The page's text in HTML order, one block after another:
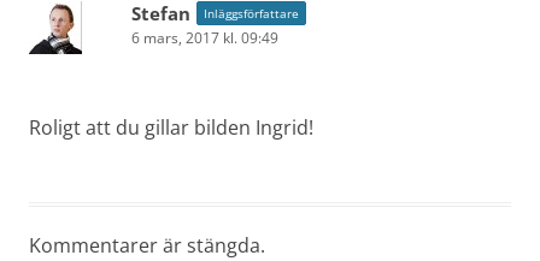
Stefan Inläggsförfattare
6 mars, 2017 kl. 09:49
Roligt att du gillar bilden Ingrid!
Kommentarer är stängda.